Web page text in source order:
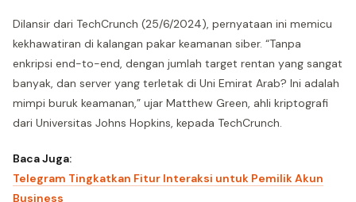
Dilansir dari TechCrunch (25/6/2024), pernyataan ini memicu
kekhawatiran di kalangan pakar keamanan siber. “Tanpa
enkripsi end-to-end, dengan jumlah target rentan yang sangat
banyak, dan server yang terletak di Uni Emirat Arab? Ini adalah
mimpi buruk keamanan,” ujar Matthew Green, ahli kriptografi
dari Universitas Johns Hopkins, kepada TechCrunch.
Baca Juga:
Telegram Tingkatkan Fitur Interaksi untuk Pemilik Akun
Business